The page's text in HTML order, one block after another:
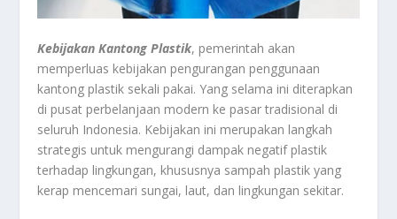
Kebijakan Kantong Plastik, pemerintah akan
memperluas kebijakan pengurangan penggunaan
kantong plastik sekali pakai. Yang selama ini diterapkan
di pusat perbelanjaan modern ke pasar tradisional di
seluruh Indonesia. Kebijakan ini merupakan langkah
strategis untuk mengurangi dampak negatif plastik
terhadap lingkungan, khususnya sampah plastik yang
kerap mencemari sungai, laut, dan lingkungan sekitar.